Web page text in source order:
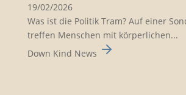
19/02/2026
Was ist die Politik Tram? Auf einer
treffen Menschen mit körperlichen...
Down Kind News